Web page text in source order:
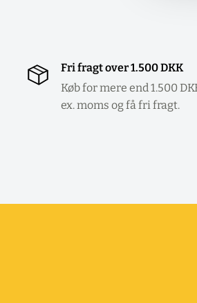
Fri fragt over 1.500 DKK
Køb for mere end 1.500
ex. moms og få fri fragt.